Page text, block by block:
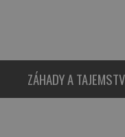
ZÁHADY A